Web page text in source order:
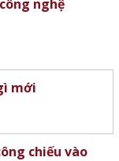
nghệ
mới
chiếu vào